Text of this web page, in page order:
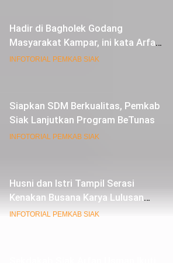
Hadir di Bagholek Godang
Masyarakat Kampar, ini kata Arfan
Usman
INFOTORIAL PEMKAB SIAK
Siapkan SDM Berkualitas, Pemkab
Siak Lanjutkan Program BeTunas
INFOTORIAL PEMKAB SIAK
Husni dan Istri Tampil Serasi
Kenakan Busana Karya Lulusan
SMK Pariwisata Siak, di Lancang
INFOTORIAL PEMKAB SIAK